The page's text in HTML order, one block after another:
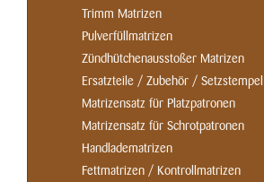
Trimm Matrizen
Pulverfüllmatrizen
Zündhütchenausstoßer Matrizen
Ersatzteile / Zubehör / Setzstempel
Matrizensatz für Platzpatronen
Matrizensatz für Schrotpatronen
Handladematrizen
Fettmatrizen / Kontrollmatrizen